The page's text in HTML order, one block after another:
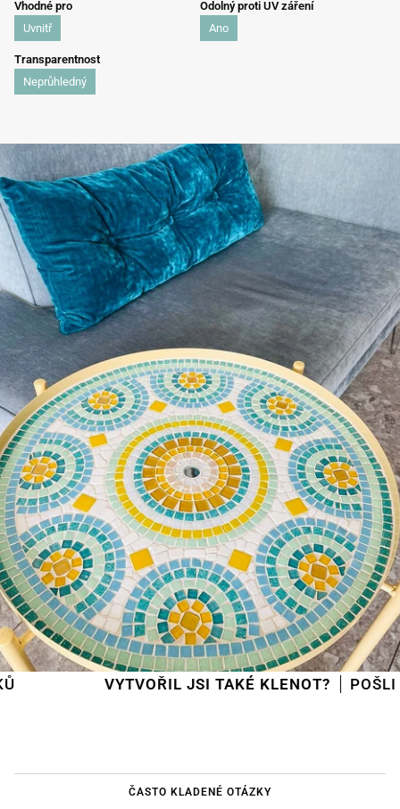
Vhodné pro
Uvnitř
Odolný proti UV záření
Ano
Transparentnost
Neprůhledný
VYTVOŘIL JSI TAKÉ KLENOT? POŠLI HO NA
ČASTO KLADENÉ OTÁZKY